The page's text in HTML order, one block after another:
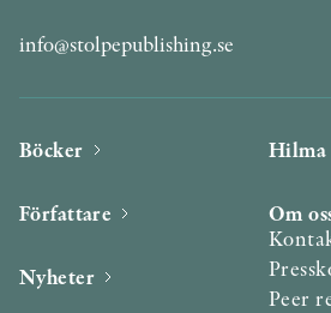
info@stolpepublishing.se
Böcker
Författare
Nyheter
Om
Peer